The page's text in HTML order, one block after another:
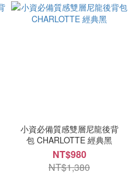
小資必備質感雙層尼龍後背
包 CHARLOTTE 經典黑
NT$980
NT$1,380